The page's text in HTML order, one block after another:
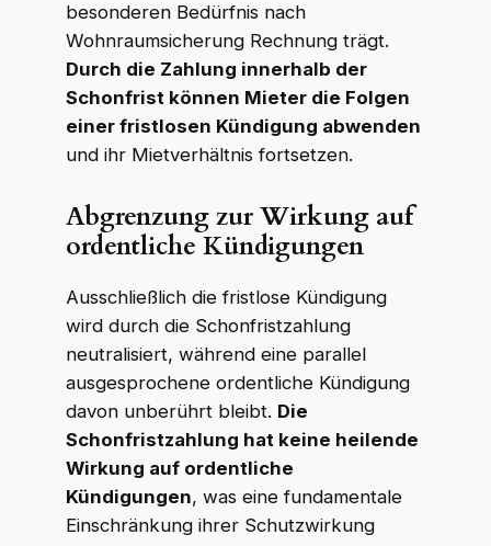
besonderen Bedürfnis nach
Wohnraumsicherung Rechnung trägt.
Durch die Zahlung innerhalb der
Schonfrist können Mieter die Folgen
einer fristlosen Kündigung abwenden
und ihr Mietverhältnis fortsetzen.
Abgrenzung zur Wirkung auf
ordentliche Kündigungen
Ausschließlich die fristlose Kündigung
wird durch die Schonfristzahlung
neutralisiert, während eine parallel
ausgesprochene ordentliche Kündigung
davon unberührt bleibt. Die
Schonfristzahlung hat keine heilende
Wirkung auf ordentliche
Kündigungen, was eine fundamentale
Einschränkung ihrer Schutzwirkung